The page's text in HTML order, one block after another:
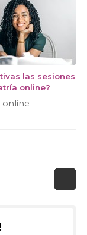
las sesiones
online?
online